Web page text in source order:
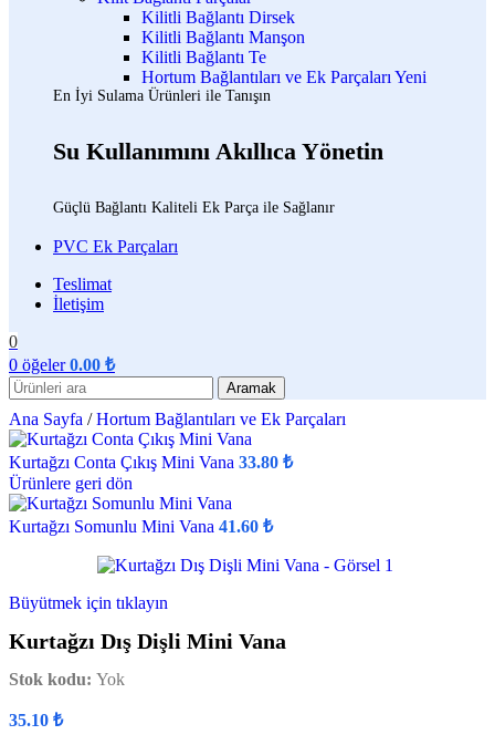
Kilitli Bağlantı Dirsek
Kilitli Bağlantı Manşon
Kilitli Bağlantı Te
Hortum Bağlantıları ve Ek Parçaları Yeni
En İyi Sulama Ürünleri ile Tanışın
Su Kullanımını Akıllıca Yönetin
Güçlü Bağlantı Kaliteli Ek Parça ile Sağlanır
PVC Ek Parçaları
Teslimat
İletişim
0
0 öğeler 0.00 ₺
Aramak
Ana Sayfa / Hortum Bağlantıları ve Ek Parçaları
Kurtağzı Conta Çıkış Mini Vana 33.80 ₺
Ürünlere geri dön
Kurtağzı Somunlu Mini Vana 41.60 ₺
Büyütmek için tıklayın
Kurtağzı Dış Dişli Mini Vana
Stok kodu: Yok
35.10 ₺